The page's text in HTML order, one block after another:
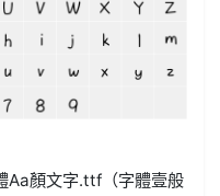
Aa顏文字.ttf（字體壹般